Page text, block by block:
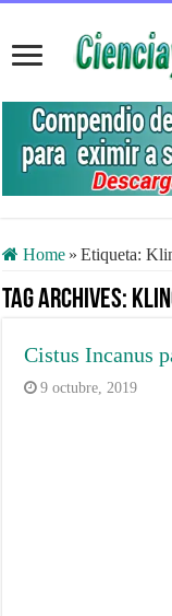
Home » Etiqueta:
Tag Archives:
Cistus Incanus
9 octubre, 2019